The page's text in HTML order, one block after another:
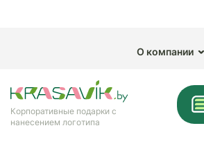
О компании
Корпоративные подарки с
нанесением логотипа